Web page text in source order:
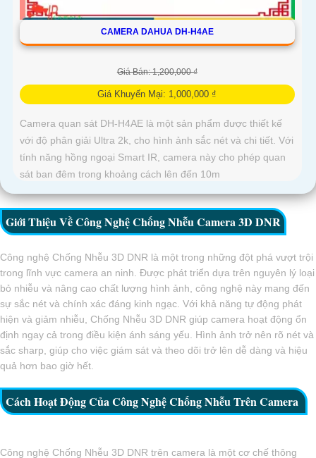
CAMERA DAHUA DH-H4AE
Giá Bán: 1,200,000 ₫
Giá Khuyến Mại: 1,000,000 ₫
Camera quan sát DH-H4AE là một sản phẩm được thiết kế
với độ phân giải Ultra 2k, cho hình ảnh sắc nét và chi tiết. Với
tính năng hồng ngoại Smart IR, camera này cho phép quan
sát ban đêm trong khoảng cách lên đến 10m
Giới Thiệu Về Công Nghệ Chống Nhễu Camera 3D DNR
Công nghệ Chống Nhễu 3D DNR là một trong những đột phá vượt trội
trong lĩnh vực camera an ninh. Được phát triển dựa trên nguyên lý loại
bỏ nhiễu và nâng cao chất lượng hình ảnh, công nghệ này mang đến
sự sắc nét và chính xác đáng kinh ngạc. Với khả năng tự động phát
hiện và giảm nhiễu, Chống Nhễu 3D DNR giúp camera hoạt động ổn
định ngay cả trong điều kiện ánh sáng yếu. Hình ảnh trở nên rõ nét và
sắc sharp, giúp cho việc giám sát và theo dõi trở lên dễ dàng và hiệu
quả hơn bao giờ hết.
Cách Hoạt Động Của Công Nghệ Chống Nhễu Trên Camera
Công nghệ Chống Nhễu 3D DNR trên camera là một cơ chế thông